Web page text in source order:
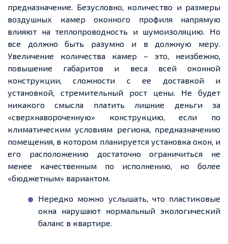
предназначение. Безусловно, количество и размеры
воздушных камер оконного профиля напрямую
влияют на теплопроводность и шумоизоляцию. Но
все должно быть разумно и в должную меру.
Увеличение количества камер – это, неизбежно,
повышение габаритов и веса всей оконной
конструкции, сложности сее доставкой и
установкой, стремительный рост цены. Не будет
никакого смысла платить лишние деньги за
«сверхнавороченную» конструкцию, если по
климатическим условиям региона, предназначению
помещения, в котором планируется установка окон, и
его расположению достаточно ограничиться не
менее качественным по исполнению, но более
«бюджетным» вариантом.
Нередко можно услышать, что пластиковые
окна нарушают нормальный экологический
баланс в квартире.